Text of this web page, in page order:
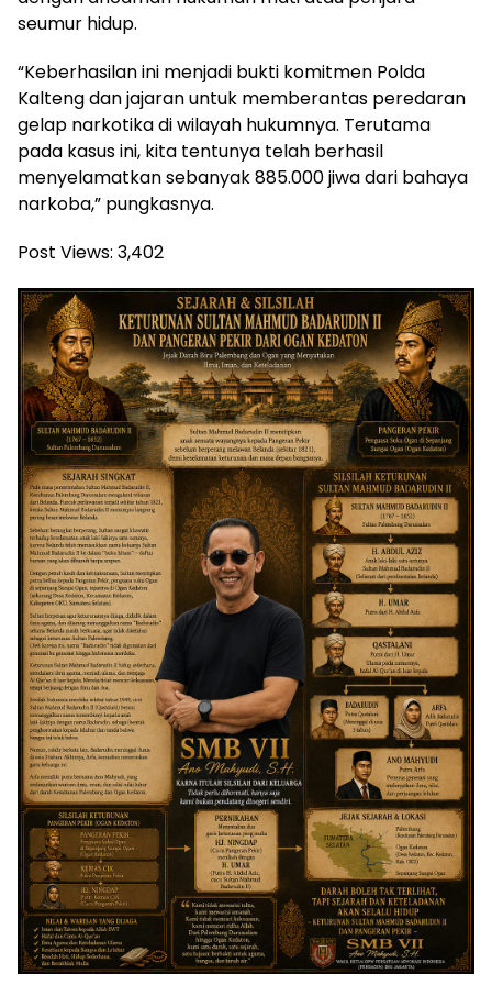
seumur hidup.
“Keberhasilan ini menjadi bukti komitmen Polda
Kalteng dan jajaran untuk memberantas peredaran
gelap narkotika di wilayah hukumnya. Terutama
pada kasus ini, kita tentunya telah berhasil
menyelamatkan sebanyak 885.000 jiwa dari bahaya
narkoba,” pungkasnya.
Post Views: 3,402